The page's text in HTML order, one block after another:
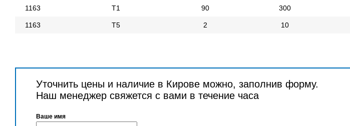
1163 Т1 90 300
1163 Т5 2 10
Уточнить цены и наличие в Кирове можно, заполнив форму.
Наш менеджер свяжется с вами в течение часа
Ваше имя